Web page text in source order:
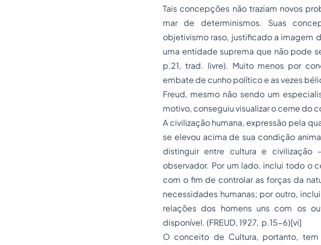
Tais concepções não traziam novos
mar de determinismos. Suas
objetivismo raso, justificado a imagem
uma entidade suprema que não pode
p.21, trad. livre). Muito menos por
embate de cunho político e as vezes
Freud, mesmo não sendo um
motivo, conseguiu visualizar o cerne do
A civilização humana, expressão pela
se elevou acima de sua condição
distinguir entre cultura e civilização
observador. Por um lado, inclui todo o
com o fim de controlar as forças da
necessidades humanas; por outro,
relações dos homens uns com os
disponível. (FREUD, 1927, p.15-6)[vi]
O conceito de Cultura, portanto,